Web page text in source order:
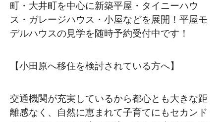
町・大井町を中心に新築平屋・タイニーハウ
ス・ガレージハウス・小屋などを展開！平屋モ
デルハウスの見学を随時予約受付中です！
【小田原へ移住を検討されている方へ】
交通機関が充実しているから都心とも大きな距
離感なく、自然に恵まれて子育てにもセカンド